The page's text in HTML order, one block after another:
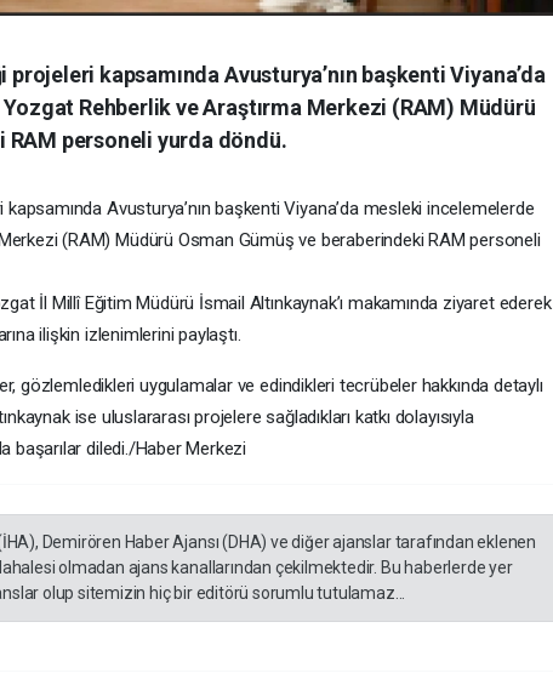
kapsamında Avusturya’nın başkenti Viyana’da
Rehberlik ve Araştırma Merkezi (RAM) Müdürü
RAM personeli yurda döndü.
Avusturya’nın başkenti Viyana’da mesleki incelemelerde
(RAM) Müdürü Osman Gümüş ve beraberindeki RAM personeli
İl Millî Eğitim Müdürü İsmail Altınkaynak’ı makamında ziyaret ederek
ilişkin izlenimlerini paylaştı.
gözlemledikleri uygulamalar ve edindikleri tecrübeler hakkında detaylı
ise uluslararası projelere sağladıkları katkı dolayısıyla
başarılar diledi./Haber Merkezi
Demirören Haber Ajansı (DHA) ve diğer ajanslar tarafından eklenen
olmadan ajans kanallarından çekilmektedir. Bu haberlerde yer
olup sitemizin hiç bir editörü sorumlu tutulamaz...